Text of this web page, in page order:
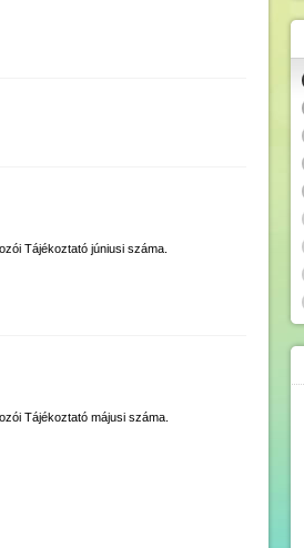
Tájékoztató júniusi száma.
Tájékoztató májusi száma.